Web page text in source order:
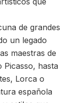
de grandes
un legado
maestras de
Picasso, hasta
Lorca o
española